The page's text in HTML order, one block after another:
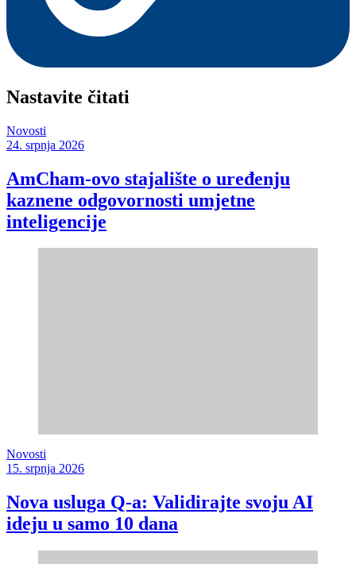
Nastavite čitati
Novosti
24. srpnja 2026
AmCham-ovo stajalište o uređenju
kaznene odgovornosti umjetne
inteligencije
Novosti
15. srpnja 2026
Nova usluga Q-a: Validirajte svoju AI
ideju u samo 10 dana